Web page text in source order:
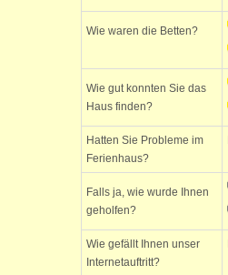
Wie waren die Betten?
Wie gut konnten Sie das
Haus finden?
Hatten Sie Probleme im
Ferienhaus?
Falls ja, wie wurde Ihnen
geholfen?
Wie gefällt Ihnen unser
Internetauftritt?